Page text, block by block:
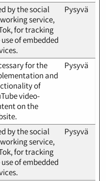
by the social
service,
for tracking
of embedded
Pysyvä
for the
and
of
video-
on the
Pysyvä
by the social
service,
for tracking
of embedded
Pysyvä